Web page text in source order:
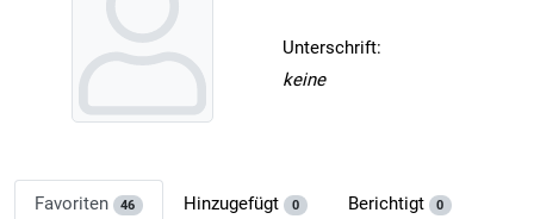
Unterschrift:
keine
Favoriten 46 Hinzugefügt 0 Berichtigt 0